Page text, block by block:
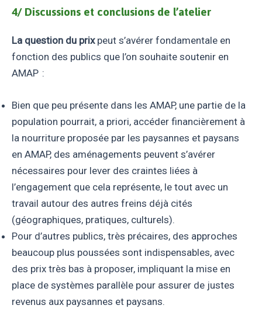
4/ Discussions et conclusions de l’atelier
La question du prix peut s’avérer fondamentale en
fonction des publics que l’on souhaite soutenir en
AMAP :
Bien que peu présente dans les AMAP, une partie de la
population pourrait, a priori, accéder financièrement à
la nourriture proposée par les paysannes et paysans
en AMAP, des aménagements peuvent s’avérer
nécessaires pour lever des craintes liées à
l’engagement que cela représente, le tout avec un
travail autour des autres freins déjà cités
(géographiques, pratiques, culturels).
Pour d’autres publics, très précaires, des approches
beaucoup plus poussées sont indispensables, avec
des prix très bas à proposer, impliquant la mise en
place de systèmes parallèle pour assurer de justes
revenus aux paysannes et paysans.